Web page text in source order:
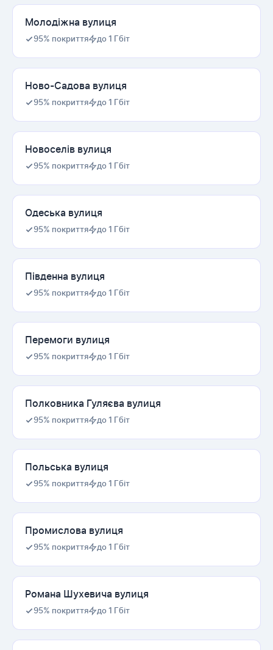
Молодіжна вулиця
95% покриття до 1 Гбіт
Ново-Садова вулиця
95% покриття до 1 Гбіт
Новоселів вулиця
95% покриття до 1 Гбіт
Одеська вулиця
95% покриття до 1 Гбіт
Південна вулиця
95% покриття до 1 Гбіт
Перемоги вулиця
95% покриття до 1 Гбіт
Полковника Гуляєва вулиця
95% покриття до 1 Гбіт
Польська вулиця
95% покриття до 1 Гбіт
Промислова вулиця
95% покриття до 1 Гбіт
Романа Шухевича вулиця
95% покриття до 1 Гбіт